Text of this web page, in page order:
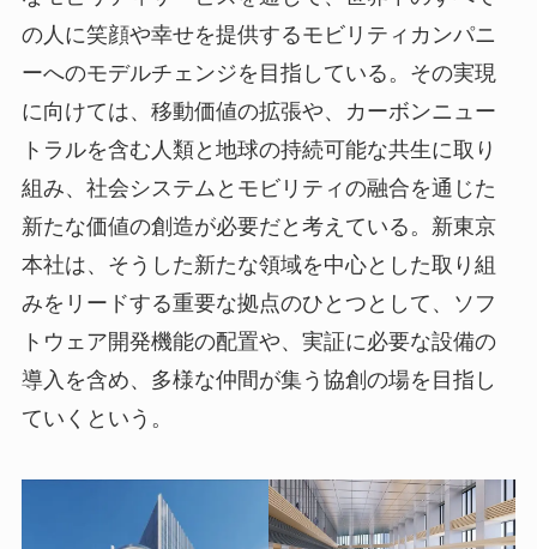
の人に笑顔や幸せを提供するモビリティカンパニ
ーへのモデルチェンジを目指している。その実現
に向けては、移動価値の拡張や、カーボンニュー
トラルを含む人類と地球の持続可能な共生に取り
組み、社会システムとモビリティの融合を通じた
新たな価値の創造が必要だと考えている。新東京
本社は、そうした新たな領域を中心とした取り組
みをリードする重要な拠点のひとつとして、ソフ
トウェア開発機能の配置や、実証に必要な設備の
導入を含め、多様な仲間が集う協創の場を目指し
ていくという。